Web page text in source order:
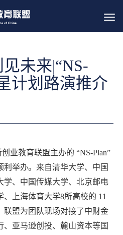
未来|“NS-
计划路演推介
业教育联盟主办的 “NS-Plan”
举办。来自清华大学、中国
学、中国传媒大学、北京邮电
上海体育大学8所高校的 11
联盟为团队现场对接了中财金
亚马逊创投、麓山资本等国